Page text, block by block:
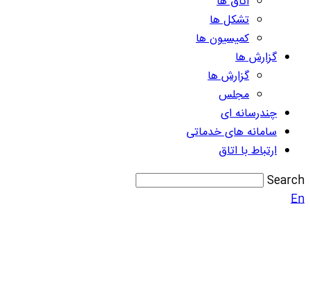
تشکل ها
کمیسیون ها
گزارش ها
گزارش ها
مجلس
چندرسانه ای
سامانه های خدماتی
ارتباط با اتاق
Search
En